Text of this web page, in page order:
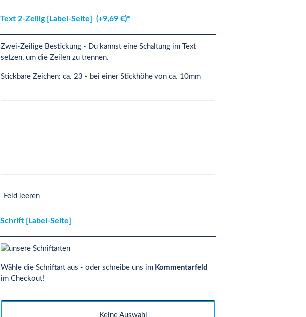
Text 2-Zeilig [Label-Seite] (+9,69 €)*
Zwei-Zeilige Bestickung - Du kannst eine Schaltung im Text
setzen, um die Zeilen zu trennen.
Stickbare Zeichen: ca. 23 - bei einer Stickhöhe von ca. 10mm
Feld leeren
Schrift [Label-Seite]
Wähle die Schriftart aus - oder schreibe uns im Kommentarfeld
im Checkout!
Keine Auswahl